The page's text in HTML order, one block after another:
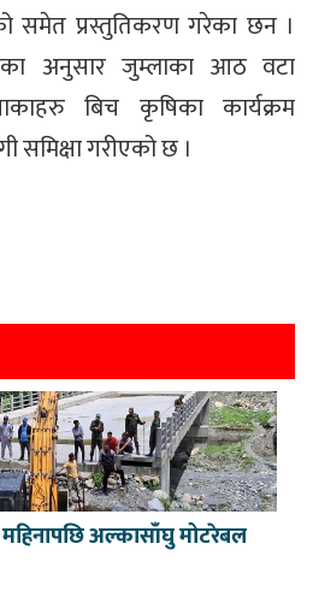
समेत प्रस्तुतिकरण गरेका छन ।
अनुसार जुम्लाका आठ वटा
बिच कृषिका कार्यक्रम
समिक्षा गरीएको छ ।
महिनापछि अल्कासाँघु मोटरेबल